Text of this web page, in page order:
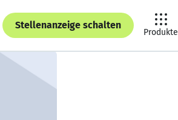
Stellenanzeige schalten
Produkte